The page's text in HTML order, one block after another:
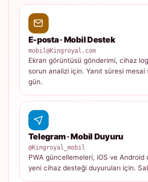
E-posta · Mobil Destek
mobil@Kingroyal.com
Ekran görüntüsü gönderimi, cihaz
sorun analizi için. Yanıt süresi mesai
gün.
Telegram · Mobil Duyuru
@Kingroyal_mobil
PWA güncellemeleri, iOS ve Android
yeni cihaz desteği duyuruları için.